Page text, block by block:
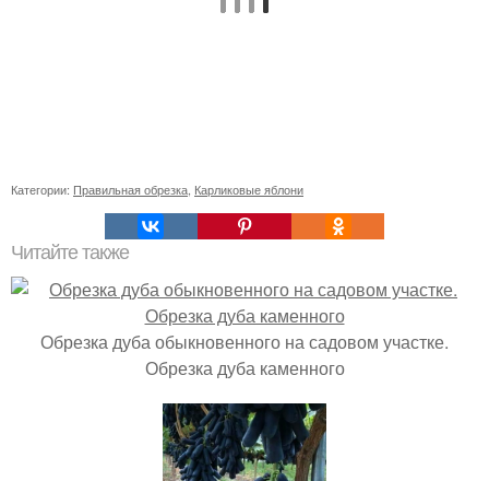
Категории: Правильная обрезка Карликовые яблони
Читайте также
Обрезка дуба обыкновенного на садовом участке.
Обрезка дуба каменного